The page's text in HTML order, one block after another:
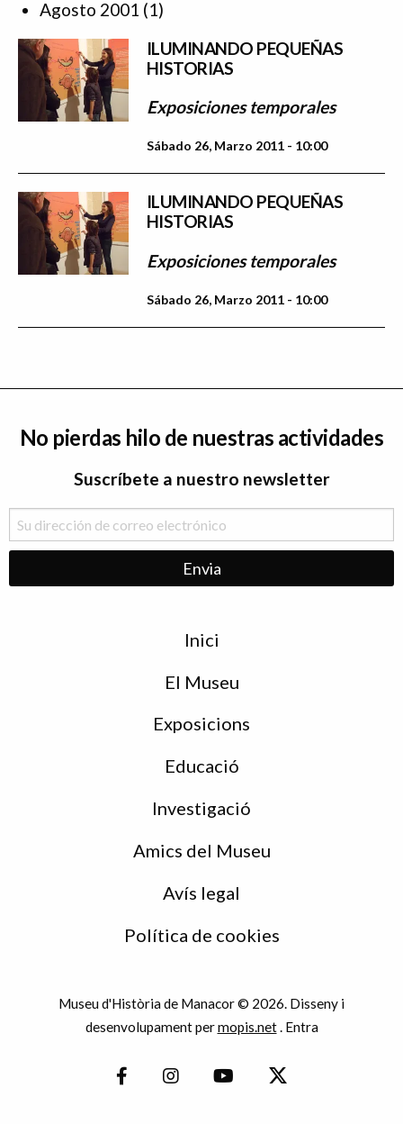
Agosto 2001 (1)
ILUMINANDO PEQUEÑAS
HISTORIAS
Exposiciones temporales
Sábado 26, Marzo 2011 - 10:00
ILUMINANDO PEQUEÑAS
HISTORIAS
Exposiciones temporales
Sábado 26, Marzo 2011 - 10:00
No pierdas hilo de nuestras actividades
Suscríbete a nuestro newsletter
Inici
El Museu
Exposicions
Educació
Investigació
Amics del Museu
Avís legal
Política de cookies
Museu d'Història de Manacor © 2026. Disseny i
desenvolupament permopis.net. Entra